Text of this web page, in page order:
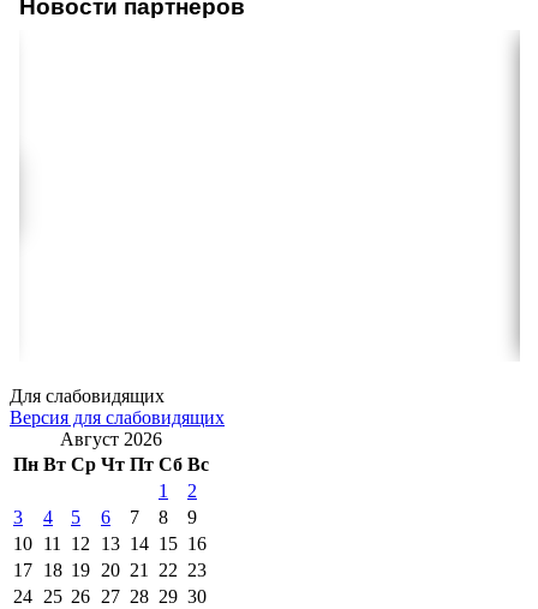
Новости партнеров
Для слабовидящих
Версия для слабовидящих
Август 2026
Пн Вт Ср Чт Пт Сб Вс
1
2
3
4 5 6 7 8
9
10 11 12 13 14 15 16
17 18 19 20 21 22 23
24 25 26 27 28 29 30